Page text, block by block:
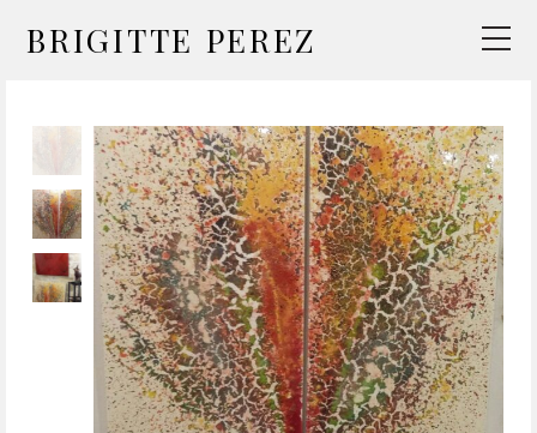
BRIGITTE PEREZ